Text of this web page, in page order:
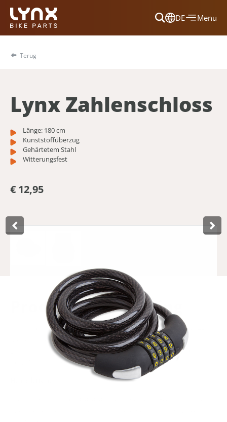
DE
Dansk
Nederlands
Menu
Terug
Lynx Zahlenschloss
Länge: 180 cm
Kunststoffüberzug
Gehärtetem Stahl
Witterungsfest
€ 12,95
Product­omschrijving
Lynx Zahlen-Kabelschloss mit Kunststoffüberzug und 4-
fache frei einstellbare Zahlenkombination. Aus 10 mm
gehärtetem Stahl hergestellt und witterungsfest. 180 cm
lang. Wird auf einen Aufhängkarte geliefert.